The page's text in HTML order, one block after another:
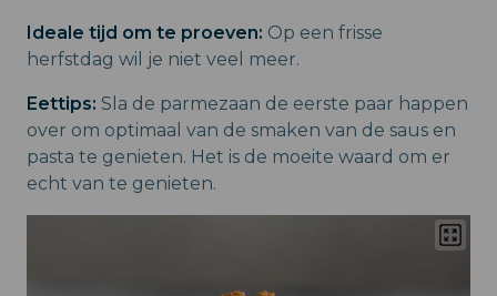
Ideale tijd om te proeven: Op een frisse
herfstdag wil je niet veel meer.
Eettips: Sla de parmezaan de eerste paar happen
over om optimaal van de smaken van de saus en
pasta te genieten. Het is de moeite waard om er
echt van te genieten.